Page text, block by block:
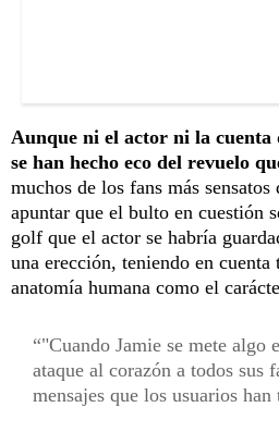
Aunque ni el actor ni la cuenta
se han hecho eco del revuelo
muchos de los fans más
apuntar que el bulto en cuestión
golf que el actor se habría
una erección, teniendo en
anatomía humana como el
"Cuando Jamie se mete algo
ataque al corazón a todos sus
mensajes que los usuarios han